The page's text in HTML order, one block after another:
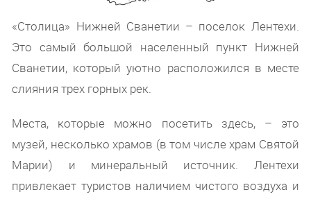
«Столица» Нижней Сванетии – поселок Лентехи.
Это самый большой населенный пункт Нижней
Сванетии, который уютно расположился в месте
слияния трех горных рек.
Места, которые можно посетить здесь, – это
музей, несколько храмов (в том числе храм Святой
Марии) и минеральный источник. Лентехи
привлекает туристов наличием чистого воздуха и